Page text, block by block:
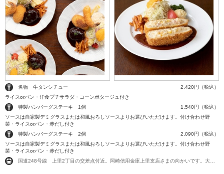
名物 牛タンシチュー
2,420円（税込）
ライスorパン・洋食プチサラダ・コーンポタージュ付き
特製ハンバーグステーキ 1個
1,540円（税込）
ソースは自家製デミグラスまたは和風おろしソースよりお選びいただけます。付け合わせ野
菜・ライスorパン・赤だし付き
特製ハンバーグステーキ 2個
2,090円（税込）
ソースは自家製デミグラスまたは和風おろしソースよりお選びいただけます。付け合わせ野
菜・ライスorパン・赤だし付き